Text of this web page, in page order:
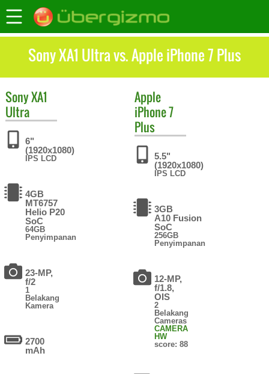
Sony XA1 Ultra vs. Apple iPhone 7 Plus
SonyXA1
Ultra
6"
(1920x1080)
IPS LCD
4GB
MT6757
Helio P20
SoC
64GB
Penyimpanan
23-MP,
f/2
1
Belakang
Kamera
2700
mAh
Apple
iPhone 7
Plus
5.5"
(1920x1080)
IPS LCD
3GB
A10 Fusion
SoC
256GB
Penyimpanan
12-MP,
f/1.8,
OIS
2
Belakang
Cameras
CAMERA
HW
score: 88